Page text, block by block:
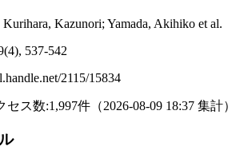
Kurihara, Kazunori; Yamada, Akihiko et al.
537-542
2115/15834
セス数:1,997件 （2026-08-09 18:37 集計）